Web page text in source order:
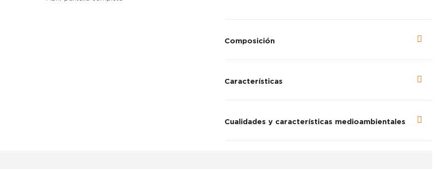
Composición
Características
Cualidades y características medioambientales